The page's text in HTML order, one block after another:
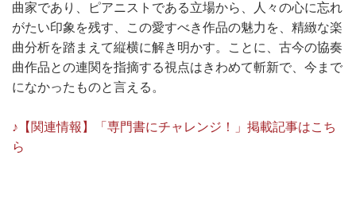
曲家であり、ピアニストである立場から、人々の心に忘れ
がたい印象を残す、この愛すべき作品の魅力を、精緻な楽
曲分析を踏まえて縦横に解き明かす。ことに、古今の協奏
曲作品との連関を指摘する視点はきわめて斬新で、今まで
になかったものと言える。
♪【関連情報】「専門書にチャレンジ！」掲載記事はこち
ら